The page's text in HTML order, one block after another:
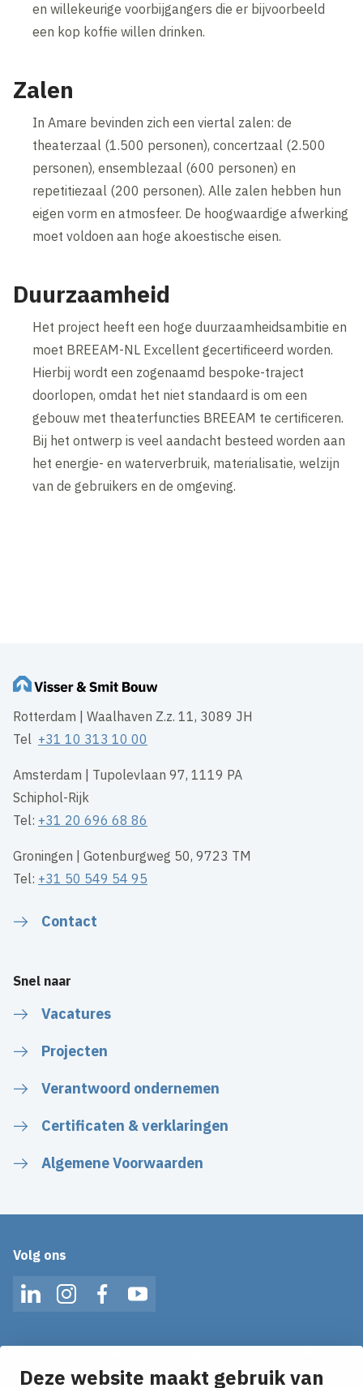
Deze website maakt gebruik van
en willekeurige voorbijgangers die er bijvoorbeeld
een kop koffie willen drinken.
Zalen
In Amare bevinden zich een viertal zalen: de
theaterzaal (1.500 personen), concertzaal (2.500
personen), ensemblezaal (600 personen) en
repetitiezaal (200 personen). Alle zalen hebben hun
eigen vorm en atmosfeer. De hoogwaardige afwerking
moet voldoen aan hoge akoestische eisen.
Duurzaamheid
Het project heeft een hoge duurzaamheidsambitie en
moet BREEAM-NL Excellent gecertificeerd worden.
Hierbij wordt een zogenaamd bespoke-traject
doorlopen, omdat het niet standaard is om een
gebouw met theaterfuncties BREEAM te certificeren.
Bij het ontwerp is veel aandacht besteed worden aan
het energie- en waterverbruik, materialisatie, welzijn
van de gebruikers en de omgeving.
Rotterdam | Waalhaven Z.z. 11, 3089 JH
Tel +31 10 313 10 00
Amsterdam | Tupolevlaan 97, 1119 PA
Schiphol-Rijk
Tel: +31 20 696 68 86
Groningen | Gotenburgweg 50, 9723 TM
Tel: +31 50 549 54 95
Contact
Snel naar
Vacatures
Projecten
Verantwoord ondernemen
Certificaten & verklaringen
Algemene Voorwaarden
Volg ons
LinkedInInstagramFacebookYouTube
en ontvang het laatste nieuws direct in je inbox!